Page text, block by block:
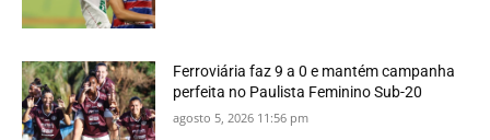
Ferroviária faz 9 a 0 e mantém campanha
perfeita no Paulista Feminino Sub-20
agosto 5, 2026 11:56 pm